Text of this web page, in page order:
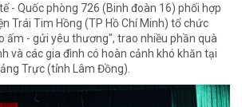
- Quốc phòng 726 (Binh đoàn 16) phối hợp
Trái Tim Hồng (TP Hồ Chí Minh) tổ chức
ấm - gửi yêu thương", trao nhiều phần quà
và các gia đình có hoàn cảnh khó khăn tại
Trực (tỉnh Lâm Đồng).